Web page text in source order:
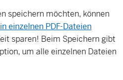
speichern möchten, können
einzelnen PDF-Dateien
sparen! Beim Speichern gibt
um alle einzelnen Dateien